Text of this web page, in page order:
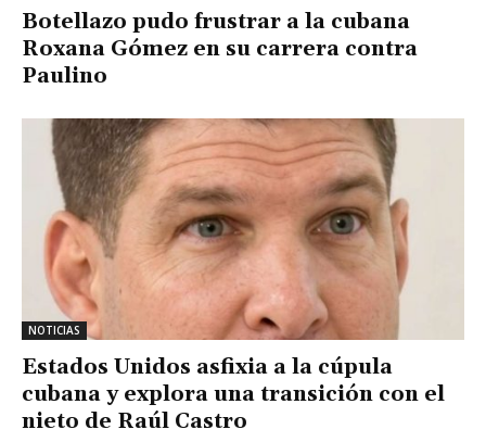
Botellazo pudo frustrar a la cubana
Roxana Gómez en su carrera contra
Paulino
NOTICIAS
Estados Unidos asfixia a la cúpula
cubana y explora una transición con el
nieto de Raúl Castro